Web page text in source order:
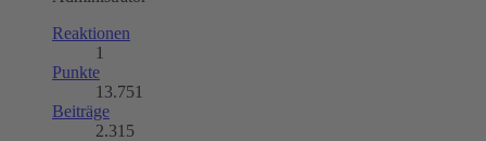
Reaktionen
1
Punkte
13.751
Beiträge
2.315